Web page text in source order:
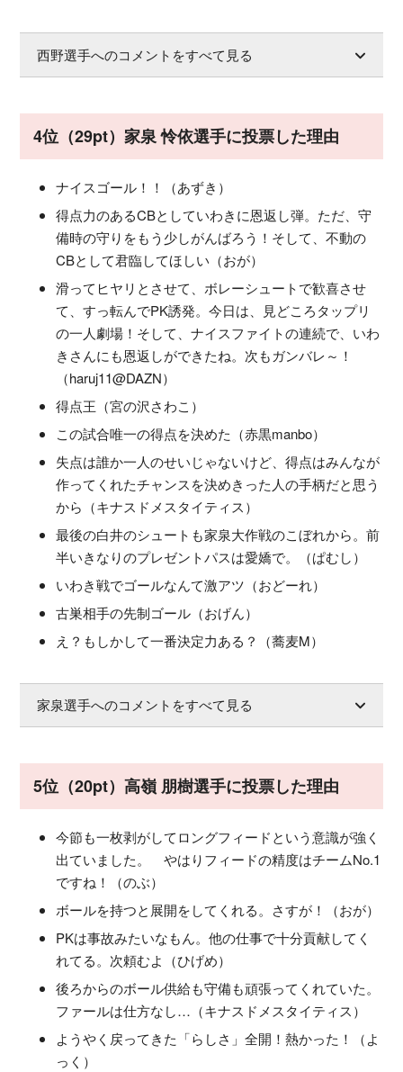
西野選手へのコメントをすべて見る
4位（29pt）家泉 怜依選手に投票した理由
ナイスゴール！！（あずき）
得点力のあるCBとしていわきに恩返し弾。ただ、守
備時の守りをもう少しがんばろう！そして、不動の
CBとして君臨してほしい（おが）
滑ってヒヤリとさせて、ボレーシュートで歓喜させ
て、すっ転んでPK誘発。今日は、見どころタップリ
の一人劇場！そして、ナイスファイトの連続で、いわ
きさんにも恩返しができたね。次もガンバレ～！
（haruj11@DAZN）
得点王（宮の沢さわこ）
この試合唯一の得点を決めた（赤黒manbo）
失点は誰か一人のせいじゃないけど、得点はみんなが
作ってくれたチャンスを決めきった人の手柄だと思う
から（キナスドメスタイティス）
最後の白井のシュートも家泉大作戦のこぼれから。前
半いきなりのプレゼントパスは愛嬌で。（ぱむし）
いわき戦でゴールなんて激アツ（おどーれ）
古巣相手の先制ゴール（おげん）
え？もしかして一番決定力ある？（蕎麦M）
家泉選手へのコメントをすべて見る
5位（20pt）高嶺 朋樹選手に投票した理由
今節も一枚剥がしてロングフィードという意識が強く
出ていました。 やはりフィードの精度はチームNo.1
ですね！（のぶ）
ボールを持つと展開をしてくれる。さすが！（おが）
PKは事故みたいなもん。他の仕事で十分貢献してく
れてる。次頼むよ（ひげめ）
後ろからのボール供給も守備も頑張ってくれていた。
ファールは仕方なし…（キナスドメスタイティス）
ようやく戻ってきた「らしさ」全開！熱かった！（よ
っく）